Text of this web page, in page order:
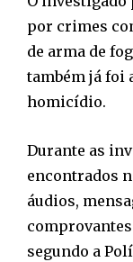
por crimes
de arma de
também já foi
homicídio.
Durante as
encontrados
áudios,
segundo a